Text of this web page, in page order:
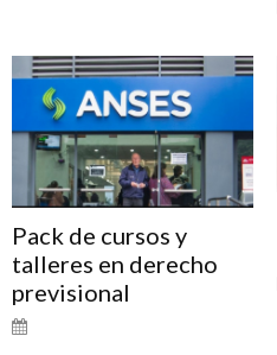
Pack de cursos y
talleres en derecho
previsional